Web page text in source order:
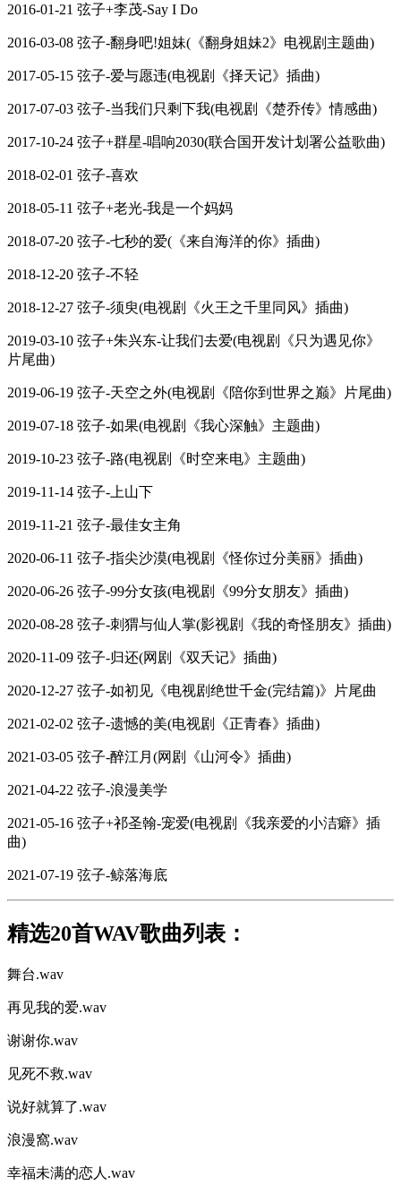
2016-01-21 弦子+李茂-Say I Do
2016-03-08 弦子-翻身吧!姐妹(《翻身姐妹2》电视剧主题曲)
2017-05-15 弦子-爱与愿违(电视剧《择天记》插曲)
2017-07-03 弦子-当我们只剩下我(电视剧《楚乔传》情感曲)
2017-10-24 弦子+群星-唱响2030(联合国开发计划署公益歌曲)
2018-02-01 弦子-喜欢
2018-05-11 弦子+老光-我是一个妈妈
2018-07-20 弦子-七秒的爱(《来自海洋的你》插曲)
2018-12-20 弦子-不轻
2018-12-27 弦子-须臾(电视剧《火王之千里同风》插曲)
2019-03-10 弦子+朱兴东-让我们去爱(电视剧《只为遇见你》
片尾曲)
2019-06-19 弦子-天空之外(电视剧《陪你到世界之巅》片尾曲)
2019-07-18 弦子-如果(电视剧《我心深触》主题曲)
2019-10-23 弦子-路(电视剧《时空来电》主题曲)
2019-11-14 弦子-上山下
2019-11-21 弦子-最佳女主角
2020-06-11 弦子-指尖沙漠(电视剧《怪你过分美丽》插曲)
2020-06-26 弦子-99分女孩(电视剧《99分女朋友》插曲)
2020-08-28 弦子-刺猬与仙人掌(影视剧《我的奇怪朋友》插曲)
2020-11-09 弦子-归还(网剧《双夭记》插曲)
2020-12-27 弦子-如初见《电视剧绝世千金(完结篇)》片尾曲
2021-02-02 弦子-遗憾的美(电视剧《正青春》插曲)
2021-03-05 弦子-醉江月(网剧《山河令》插曲)
2021-04-22 弦子-浪漫美学
2021-05-16 弦子+祁圣翰-宠爱(电视剧《我亲爱的小洁癖》插
曲)
2021-07-19 弦子-鲸落海底
精选20首WAV歌曲列表：
舞台.wav
再见我的爱.wav
谢谢你.wav
见死不救.wav
说好就算了.wav
浪漫窩.wav
幸福未满的恋人.wav